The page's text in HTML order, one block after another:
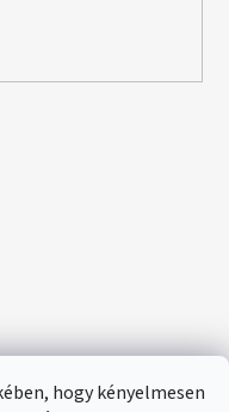
hogy kényelmesen